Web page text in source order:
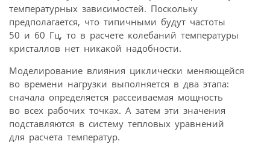
температурных зависимостей. Поскольку
предполагается, что типичными будут частоты
50 и 60 Гц, то в расчете колебаний температуры
кристаллов нет никакой надобности.
Моделирование влияния циклически меняющейся
во времени нагрузки выполняется в два этапа:
сначала определяется рассеиваемая мощность
во всех рабочих точках. А затем эти значения
подставляются в систему тепловых уравнений
для расчета температур.